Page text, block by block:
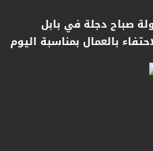
صباح دجلة في بابل
بالعمال بمناسبة اليوم
للعمال